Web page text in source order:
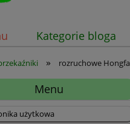
Kategorie bloga
» rozruchowe Hongfa
Menu
użytkowa